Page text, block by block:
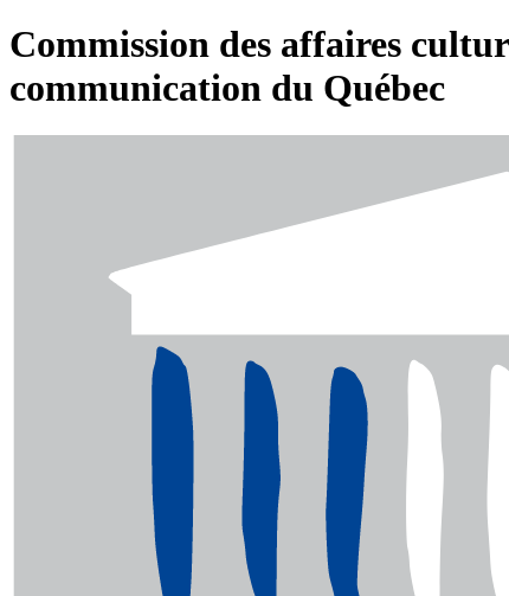
Commission des affaires
communication du Québec